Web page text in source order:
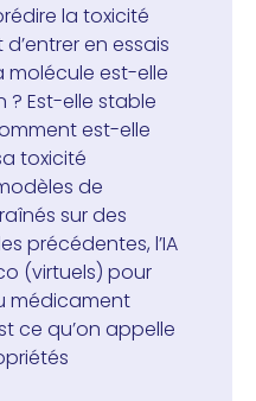
la toxicité
en essais
molécule est-elle
? Est-elle stable
est-elle
toxicité
de
sur des
précédentes, l’IA
(virtuels) pour
médicament
ce qu’on appelle